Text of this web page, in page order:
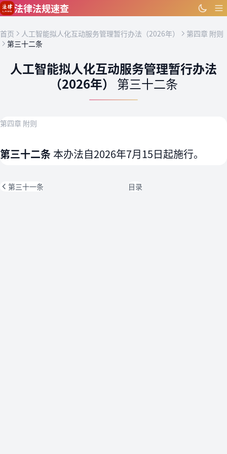
跳到主要内容
法律法规速查
首页 人工智能拟人化互动服务管理暂行办法（2026年）
第四章 附则
第三十二条
人工智能拟人化互动服务管理暂行办法
（2026年） 第三十二条
第四章 附则
第三十二条 本办法自2026年7月15日起施行。
第三十一条 目录